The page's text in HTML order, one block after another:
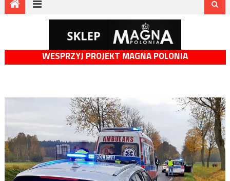
WESPRZYJ PROJEKT MAGNA POLONIA